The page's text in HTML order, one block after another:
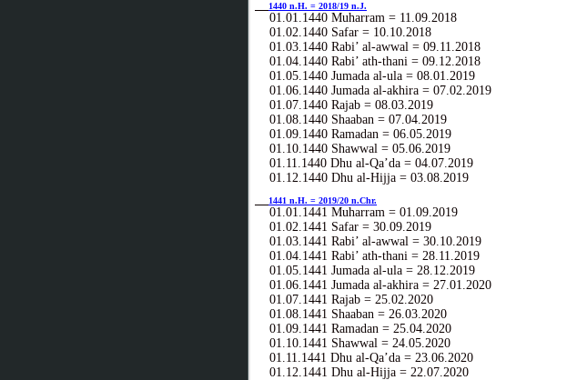
1440 n.H. = 2018/19 n.J.
01.01.1440 Muharram = 11.09.2018
01.02.1440 Safar = 10.10.2018
01.03.1440 Rabi’ al-awwal = 09.11.2018
01.04.1440 Rabi’ ath-thani = 09.12.2018
01.05.1440 Jumada al-ula = 08.01.2019
01.06.1440 Jumada al-akhira = 07.02.2019
01.07.1440 Rajab = 08.03.2019
01.08.1440 Shaaban = 07.04.2019
01.09.1440 Ramadan = 06.05.2019
01.10.1440 Shawwal = 05.06.2019
01.11.1440 Dhu al-Qa’da = 04.07.2019
01.12.1440 Dhu al-Hijja = 03.08.2019
1441 n.H. = 2019/20 n.Chr.
01.01.1441 Muharram = 01.09.2019
01.02.1441 Safar = 30.09.2019
01.03.1441 Rabi’ al-awwal = 30.10.2019
01.04.1441 Rabi’ ath-thani = 28.11.2019
01.05.1441 Jumada al-ula = 28.12.2019
01.06.1441 Jumada al-akhira = 27.01.2020
01.07.1441 Rajab = 25.02.2020
01.08.1441 Shaaban = 26.03.2020
01.09.1441 Ramadan = 25.04.2020
01.10.1441 Shawwal = 24.05.2020
01.11.1441 Dhu al-Qa’da = 23.06.2020
01.12.1441 Dhu al-Hijja = 22.07.2020